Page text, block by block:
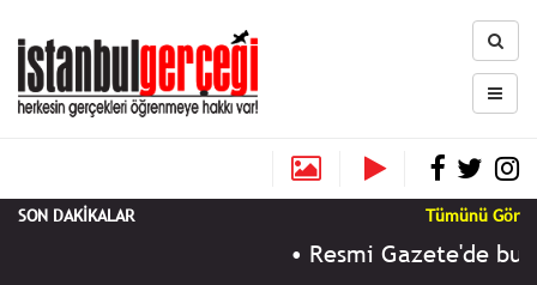
SON DAKİKALAR Tümünü Gör
•Resmi Gazete'de